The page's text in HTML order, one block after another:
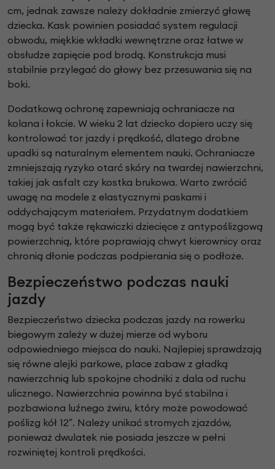
cm, jednak zawsze należy dokładnie zmierzyć głowę
dziecka. Kask powinien posiadać system regulacji
obwodu, miękkie wkładki wewnętrzne oraz łatwe w
obsłudze zapięcie pod brodą. Konstrukcja musi
stabilnie przylegać do głowy bez przesuwania się na
boki.
Dodatkową ochronę zapewniają ochraniacze na
kolana i łokcie. W wieku 2 lat dziecko dopiero uczy się
kontrolować tor jazdy i prędkość, dlatego drobne
upadki są naturalnym elementem nauki. Ochraniacze
zmniejszają ryzyko otarć skóry na twardej nawierzchni,
takiej jak asfalt czy kostka brukowa. Warto zwrócić
uwagę na modele z elastycznymi paskami i
oddychającym materiałem. Przydatnym dodatkiem
mogą być także rękawiczki dziecięce z antypoślizgową
powierzchnią, które poprawiają chwyt kierownicy oraz
chronią dłonie podczas podpierania się o podłoże.
Bezpieczeństwo podczas nauki
jazdy
Bezpieczeństwo dziecka podczas jazdy na rowerku
biegowym zależy w dużej mierze od wyboru
odpowiedniego miejsca do nauki. Najlepiej sprawdzają
się równe alejki parkowe, place zabaw z gładką
nawierzchnią lub spokojne chodniki z dala od ruchu
ulicznego. Nawierzchnia powinna być stabilna i
pozbawiona luźnego żwiru, który może powodować
poślizg kół 12″. Należy unikać stromych zjazdów,
ponieważ dwulatek nie posiada jeszcze w pełni
rozwiniętej kontroli prędkości.